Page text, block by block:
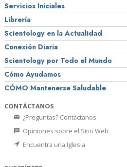
Servicios Iniciales
Librería
Scientology en la Actualidad
Conexión Diaria
Scientology por Todo el Mundo
Cómo Ayudamos
CÓMO Mantenerse Saludable
CONTÁCTANOS
¿Preguntas? Contáctanos
Opiniones sobre el Sitio Web
Encuentra una Iglesia